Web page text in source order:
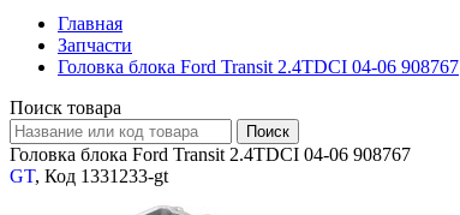
Главная
Запчасти
Головка блока Ford Transit 2.4TDCI 04-06 908767
Поиск товара
Головка блока Ford Transit 2.4TDCI 04-06 908767
GT, Код 1331233-gt